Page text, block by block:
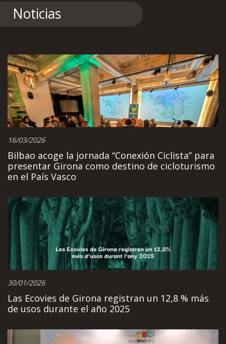
Noticias
16/03/2026
Bilbao acoge la jornada “Conexión Ciclista” para
presentar Girona como destino de cicloturismo
en el País Vasco
30/01/2026
Las Ecovies de Girona registran un 12,8 % más
de usos durante el año 2025